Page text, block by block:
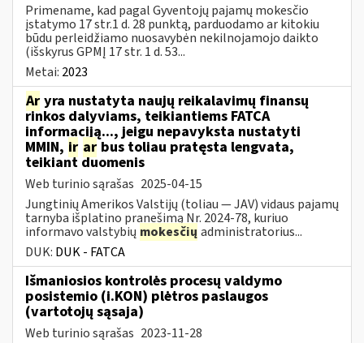
Primename, kad pagal Gyventojų pajamų mokesčio
įstatymo 17 str.1 d. 28 punktą, parduodamo ar kitokiu
būdu perleidžiamo nuosavybėn nekilnojamojo daikto
(išskyrus GPMĮ 17 str. 1 d. 53...
Metai: 2023
Ar yra nustatyta naujų reikalavimų finansų
rinkos dalyviams, teikiantiems FATCA
informaciją..., jeigu nepavyksta nustatyti
MMIN, ir ar bus toliau pratęsta lengvata,
teikiant duomenis
Web turinio sąrašas 2025-04-15
Jungtinių Amerikos Valstijų (toliau — JAV) vidaus pajamų
tarnyba išplatino pranešimą Nr. 2024-78, kuriuo
informavo valstybių mokesčių administratorius...
DUK: DUK - FATCA
Išmaniosios kontrolės procesų valdymo
posistemio (i.KON) plėtros paslaugos
(vartotojų sąsaja)
Web turinio sąrašas 2023-11-28